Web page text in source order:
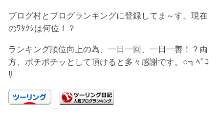
ブログ村とブログランキングに登録してま～す。現在
のﾜﾀｸｼは何位！？
ランキング順位向上の為、一日一回、一日一善！？両
方、ポチポチッとして頂けると多々感謝です。○┓ﾍﾟｺ
ﾘ